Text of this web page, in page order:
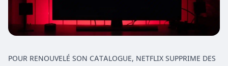
POUR RENOUVELÉ SON CATALOGUE, NETFLIX SUPPRIME DES